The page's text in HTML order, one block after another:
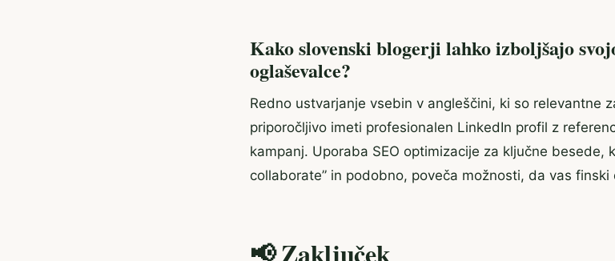
Kako slovenski blogerji lahko izboljšajo
oglaševalce?
Redno ustvarjanje vsebin v angleščini, ki so relevantne
priporočljivo imeti profesionalen LinkedIn profil z
kampanj. Uporaba SEO optimizacije za ključne besede,
collaborate” in podobno, poveča možnosti, da vas finski
📢 Zaključek